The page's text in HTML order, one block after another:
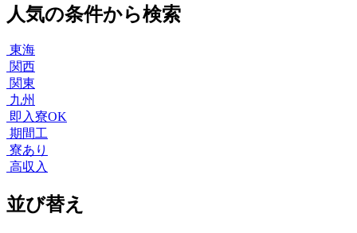
人気の条件から検索
東海
関西
関東
九州
即入寮OK
期間工
寮あり
高収入
並び替え